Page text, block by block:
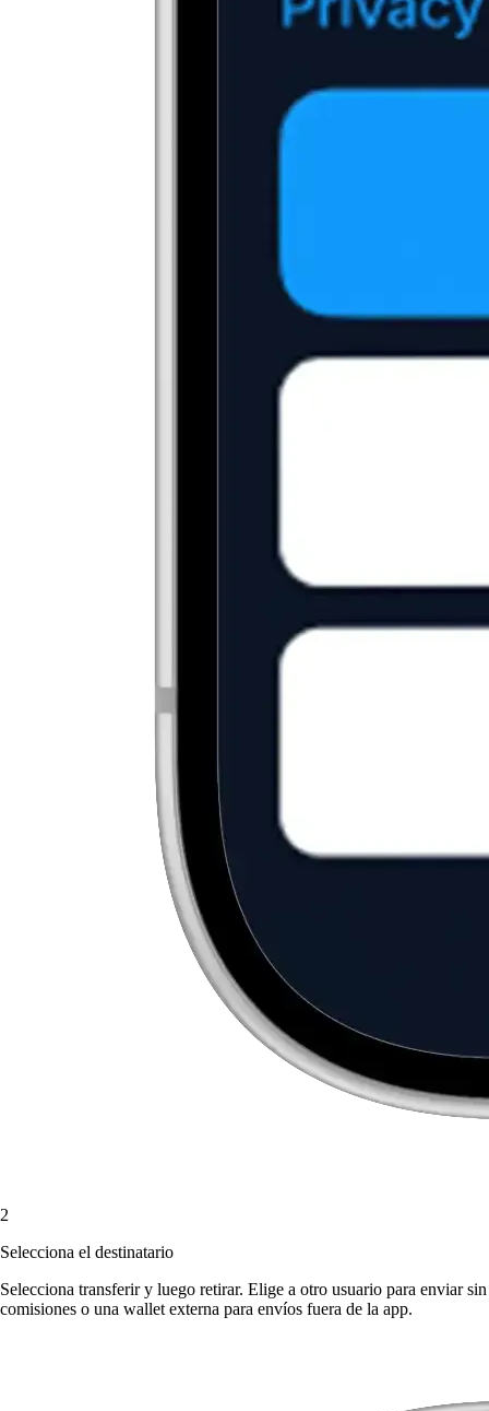
2
Selecciona el destinatario
Selecciona transferir y luego retirar. Elige a otro usuario para enviar sin
comisiones o una wallet externa para envíos fuera de la app.